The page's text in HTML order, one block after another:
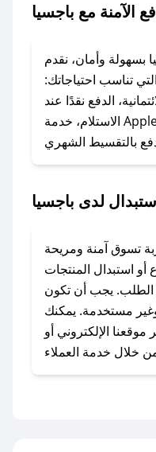
### ماذا أفعل إذا لم يعمل كود الخصم؟
البريد الإلكتروني،
في أسرع وقت ممكن.
### ماذا أفعل إذا لم أجد كود خصم لمتجري
المفضل؟
المفضل، يمكنك
أسرع وقت ممكن.
### كيف تحصل على كوبونات خصم حصرية من
باجسيا؟
حصرية، قم بما
يلي:
- اضغط على أيقونة متابعة لمتجر باجسيا في تطبيق
صحصح.
الآمنة مع باجسيا
بسهولة وأمان، نقدم
تناسب احتياجاتك:
الدفع نقدًا عند
الاستلام، خدمة Apple Pay، بالإضافة إلى إمكانية
لدى باجسيا
تسوق آمنة ومريحة
استبدال المنتجات
استلام الطلب. يجب أن تكون
وغير مستخدمة. يمكنك
الإلكتروني أو